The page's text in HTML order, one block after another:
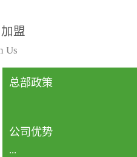
行国家规定的标准检测方
法，空气采样量准确，检
测结果可靠，远胜于其他
检测...
盟
Us
总部政策
公司优势
...